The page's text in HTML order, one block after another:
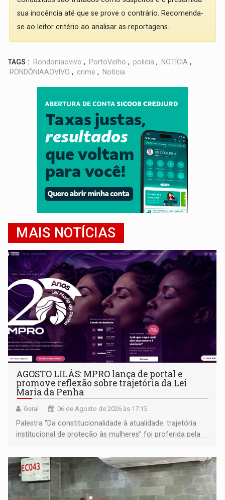
sua inocência até que se prove o contrário. Recomenda-
se ao leitor critério ao analisar as reportagens.
TAGS : Rondoniaovivo , PortoVelho , policia , NOTÍCIA ,
RONDÔNIAAOVIVO , crime , Notícia
MAIS NOTÍCIAS
AGOSTO LILÁS: MPRO lança de portal e
promove reflexão sobre trajetória da Lei
Maria da Penha
Geral 06 de Agosto de 2026 às 17:15
Palestra "Da constitucionalidade à atualidade: trajetória
institucional de proteção às mulheres” foi proferida pela
Goiás